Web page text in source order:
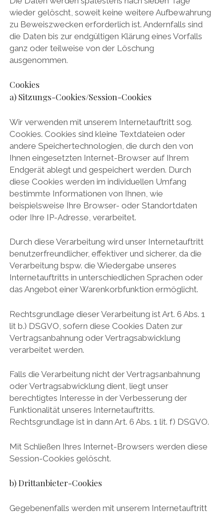
wieder gelöscht, soweit keine weitere Aufbewahrung
zu Beweiszwecken erforderlich ist. Andernfalls sind
die Daten bis zur endgültigen Klärung eines Vorfalls
ganz oder teilweise von der Löschung
ausgenommen.
Cookies
a) Sitzungs-Cookies/Session-Cookies
Wir verwenden mit unserem Internetauftritt sog.
Cookies. Cookies sind kleine Textdateien oder
andere Speichertechnologien, die durch den von
Ihnen eingesetzten Internet-Browser auf Ihrem
Endgerät ablegt und gespeichert werden. Durch
diese Cookies werden im individuellen Umfang
bestimmte Informationen von Ihnen, wie
beispielsweise Ihre Browser- oder Standortdaten
oder Ihre IP-Adresse, verarbeitet.
Durch diese Verarbeitung wird unser Internetauftritt
benutzerfreundlicher, effektiver und sicherer, da die
Verarbeitung bspw. die Wiedergabe unseres
Internetauftritts in unterschiedlichen Sprachen oder
das Angebot einer Warenkorbfunktion ermöglicht.
Rechtsgrundlage dieser Verarbeitung ist Art. 6 Abs. 1
lit b.) DSGVO, sofern diese Cookies Daten zur
Vertragsanbahnung oder Vertragsabwicklung
verarbeitet werden.
Falls die Verarbeitung nicht der Vertragsanbahnung
oder Vertragsabwicklung dient, liegt unser
berechtigtes Interesse in der Verbesserung der
Funktionalität unseres Internetauftritts.
Rechtsgrundlage ist in dann Art. 6 Abs. 1 lit. f) DSGVO.
Mit Schließen Ihres Internet-Browsers werden diese
Session-Cookies gelöscht.
b) Drittanbieter-Cookies
Gegebenenfalls werden mit unserem Internetauftritt